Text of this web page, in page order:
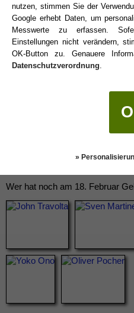
Wassermann
Wer hat noch am 18. Februar
nutzen, stimmen Sie der
Google erhebt Daten, um
Messwerte zu erfassen.
Einstellungen nicht verändern,
OK-Button zu. Genauere
Datenschutzverordnung
»